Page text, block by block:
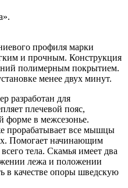
профиля марки
и прочным. Конструкция
полимерным покрытием.
менее двух минут.
разработан для
плечевой пояс,
форме в межсезонье.
прорабатывает все мышцы
Помогает начинающим
тела. Скамья имеет два
лежа и положении
в качестве опоры шведскую